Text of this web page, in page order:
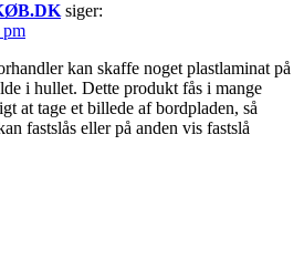
siger:
kan skaffe noget plastlaminat på
i hullet. Dette produkt fås i mange
at tage et billede af bordpladen, så
fastslås eller på anden vis fastslå